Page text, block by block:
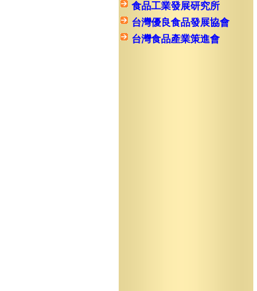
食品工業發展研究所
台灣優良食品發展協會
台灣食品產業策進會